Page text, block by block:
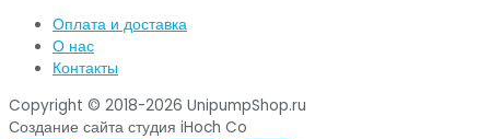
Оплата и доставка
О нас
Контакты
Copyright © 2018-2026 UnipumpShop.ru
Создание сайта студия iHoch Co